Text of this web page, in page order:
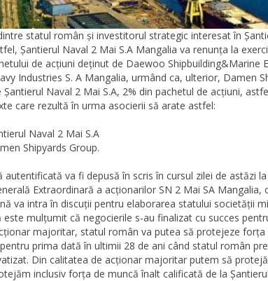
statul român și investitorul strategic interesat în
Șantierul Naval 2 Mai S.A Mangalia va renunța la
de acțiuni deținut de Daewoo Shipbuilding&Marine
Industries S. A Mangalia, urmând ca, ulterior, Damen
Naval 2 Mai S.A, 2% din pachetul de acțiuni,
care rezultă în urma asocierii să arate astfel:
Naval 2 Mai S.A
Shipyards Group.
va fi depusă în scris în cursul zilei de astăzi
Extraordinară a acționarilor SN 2 Mai SA
va intra în discuții pentru elaborarea statului societății
este mulțumit că negocierile s-au finalizat cu succes
majoritar, statul român va putea să protejeze forța
pentru prima dată în ultimii 28 de ani când statul român
Din calitatea de acționar majoritar putem să
inclusiv forța de muncă înalt calificată de la